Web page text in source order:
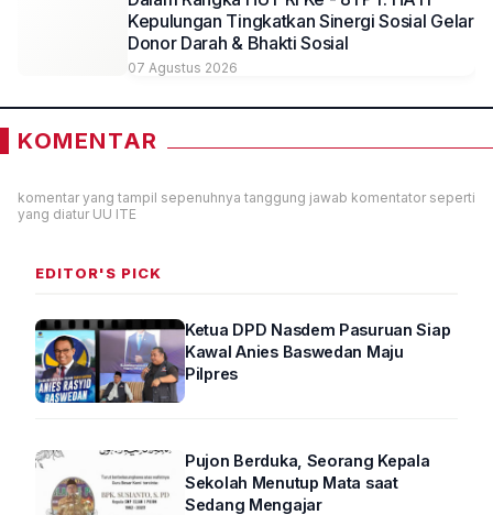
Kepulungan Tingkatkan Sinergi Sosial Gelar
Donor Darah & Bhakti Sosial
07 Agustus 2026
KOMENTAR
komentar yang tampil sepenuhnya tanggung jawab komentator seperti
yang diatur UU ITE
EDITOR'S PICK
Ketua DPD Nasdem Pasuruan Siap
Kawal Anies Baswedan Maju
Pilpres
Pujon Berduka, Seorang Kepala
Sekolah Menutup Mata saat
Sedang Mengajar